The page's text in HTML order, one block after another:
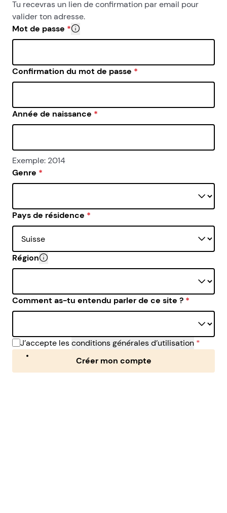
Tu recevras un lien de confirmation par email pour
valider ton adresse.
Mot de passe * Pour des raisons de sécurité, ton mot de
Confirmation du mot de passe *
Année de naissance *
Exemple: 2014
Genre *
Pays de résidence *
Région Il est important de donner la vraie région dans
Comment as-tu entendu parler de ce site ? *
J’accepte lesconditions générales d’utilisation *
Créer mon compte